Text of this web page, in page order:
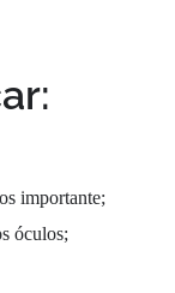
importante;
óculos;